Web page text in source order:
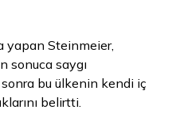
yapan Steinmeier,
sonuca saygı
bu ülkenin kendi iç
belirtti.